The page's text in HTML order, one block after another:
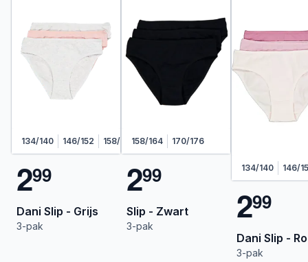
134/140 146/152 158/164 170/176
299
Dani Slip - Grijs
3-pak
158/164 170/176
299
Slip - Zwart
3-pak
134/140 146/
299
Dani Slip -
3-pak